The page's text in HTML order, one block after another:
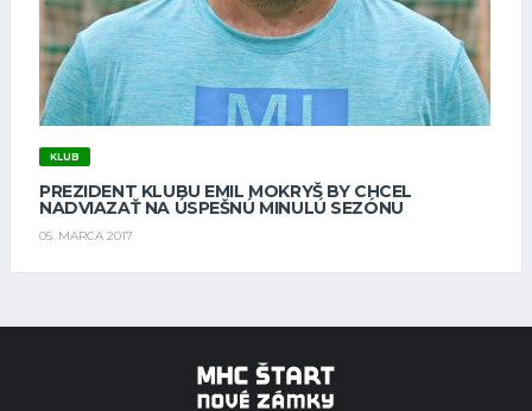
KLUB
PREZIDENT KLUBU EMIL MOKRYŠ BY CHCEL
NADVIAZAŤ NA ÚSPEŠNÚ MINULÚ SEZÓNU
05. MARCA 2017